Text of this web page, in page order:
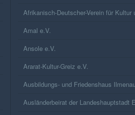
Afrikanisch-Deutscher-Verein für Kultur
Amal e.V.
Ansole e.V.
Ararat-Kultur-Greiz e.V.
Ausbildungs- und Friedenshaus
Ausländerbeirat der Landeshauptstadt